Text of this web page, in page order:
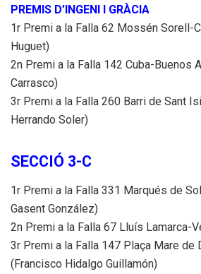
PREMIS D’INGENI I GRÀCIA
1r Premi a la Falla 62 Mossén Sorell-
Huguet)
2n Premi a la Falla 142 Cuba-Buenos
Carrasco)
3r Premi a la Falla 260 Barri de Sant
Herrando Soler)
SECCIÓ 3-C
1r Premi a la Falla 331 Marqués de
Gasent González)
2n Premi a la Falla 67 Lluís Lamarca-
3r Premi a la Falla 147 Plaça Mare de
(Francisco Hidalgo Guillamón)